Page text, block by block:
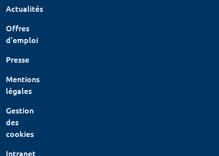
Actualités
Offres
d'emploi
Presse
Mentions
légales
Gestion
des
cookies
Intranet